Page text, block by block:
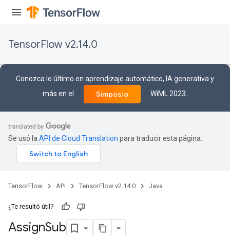
TensorFlow v2.14.0
Conozca lo último en aprendizaje automático, IA generativa y
más en el
Simposio WiML 2023.
Se usó la API de Cloud Translation para traducir esta página.
TensorFlow API TensorFlow v2.14.0 Java
¿Te resultó útil?
AssignSub